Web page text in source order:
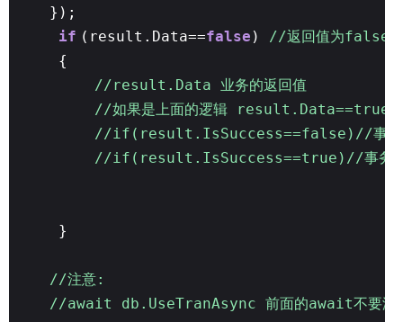
});
if (result.Data==false ) //返回值为false
{
//result.Data 业务的返回值
//如果是上面的逻辑 result.Data==true肯
//if(result.IsSuccess==false)//事务执
//if(result.IsSuccess==true)//事务提
}
//注意:
//await db.UseTranAsync 前面的await不要漏